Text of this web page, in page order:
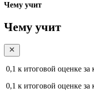
Чему учит
Чему учит
0,1 к итоговой оценке
0,1 к итоговой оценке